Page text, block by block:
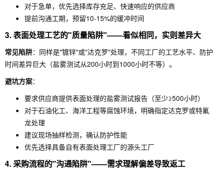
对于急单，优先选择库存充足、快速响应的供应商
提前沟通工期，预留10-15%的缓冲时间
3. 表面处理工艺的"质量陷阱"——看似相同，实则差异大
常见陷阱：同样是"镀锌"或"达克罗"处理，不同工厂的工艺水平、防护
时间差异巨大（盐雾测试从200小时到1000小时不等）。
避坑方案：
要求供应商提供表面处理的盐雾测试报告（至少≥500小时）
对于石油化工、海洋工程等腐蚀环境，明确指定达克罗或特氟
龙处理
建议现场抽样检测，确认防护性能
优先选择具备自有表面处理工厂的源头工厂
4. 采购流程的"沟通陷阱"——需求理解偏差导致返工